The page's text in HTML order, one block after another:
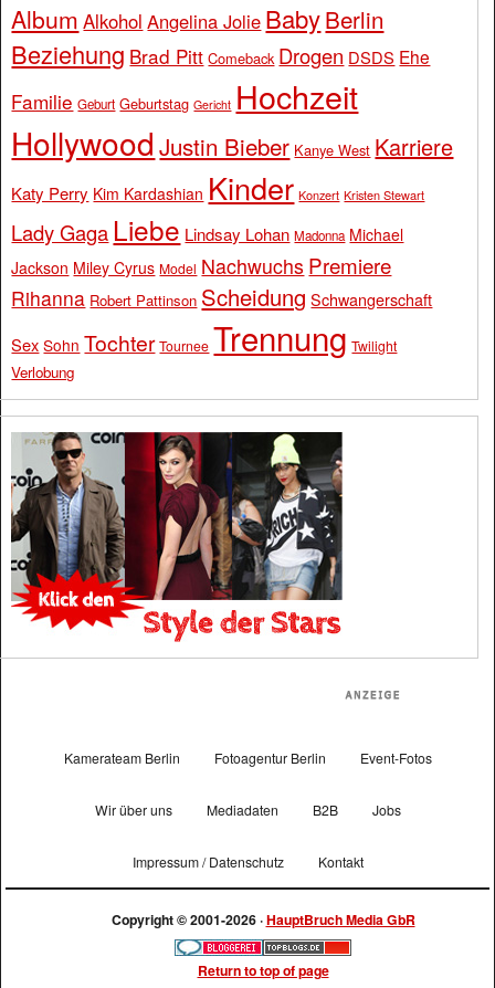
Album Alkohol Angelina Jolie BabyBerlin
Beziehung Brad Pitt Comeback Drogen DSDS Ehe
Familie Geburt Geburtstag Gericht Hochzeit
Hollywood Justin Bieber Kanye West Karriere
Katy Perry Kim Kardashian Kinder Konzert Kristen Stewart
Lady Gaga Liebe Lindsay Lohan Madonna Michael
Jackson Miley Cyrus Model Nachwuchs Premiere
Rihanna Robert Pattinson Scheidung Schwangerschaft
Sex Sohn Tochter Tournee Trennung Twilight
Verlobung
Kamerateam Berlin Fotoagentur Berlin Event-Fotos
Wir über uns Mediadaten B2B Jobs
Impressum / Datenschutz Kontakt
Copyright © 2001-2026 ·HauptBruch Media GbR
Return to top of page